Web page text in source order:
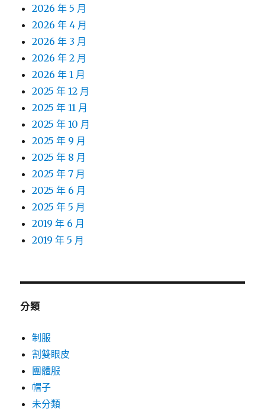
2026 年 5 月
2026 年 4 月
2026 年 3 月
2026 年 2 月
2026 年 1 月
2025 年 12 月
2025 年 11 月
2025 年 10 月
2025 年 9 月
2025 年 8 月
2025 年 7 月
2025 年 6 月
2025 年 5 月
2019 年 6 月
2019 年 5 月
分類
制服
割雙眼皮
團體服
帽子
未分類